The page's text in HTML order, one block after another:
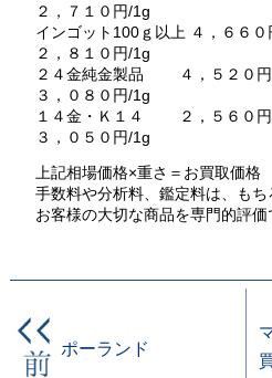
２，７１０円/1g
インゴット100ｇ以上 ４，６
２，８１０円/1g
２４金純金製品 ４，５２
３，０８０円/1g
１４金・Ｋ１４ ２，５６０
３，０５０円/1g
上記相場価格×重さ＝お買取価
手数料や分析料、鑑定料は、もち
お客様の大切な商品を専門的評価
ポーランド